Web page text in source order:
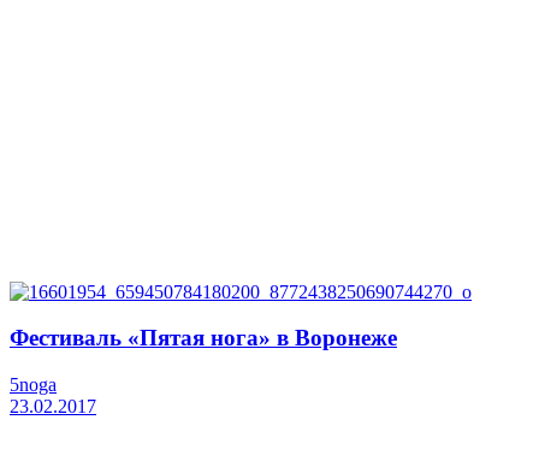
Фестиваль «Пятая нога» в Воронеже
5noga
23.02.2017